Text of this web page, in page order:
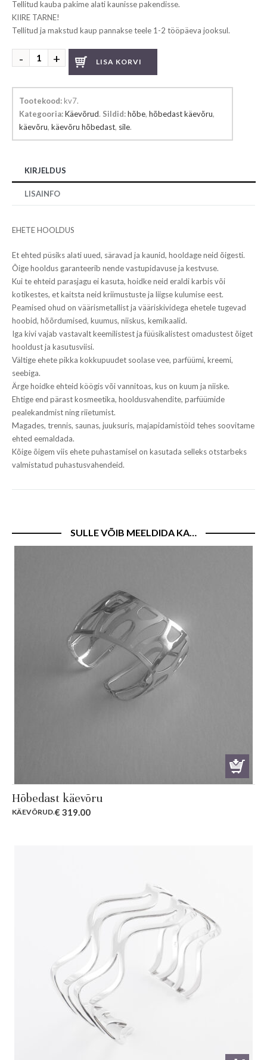
Tellitud kauba pakime alati kaunisse pakendisse.
KIIRE TARNE!
Tellitud ja makstud kaup pannakse teele 1-2 tööpäeva jooksul.
Hõbedast
käevõru
LISA KORVI
Tootekood: kv7.
Kategooria:Käevõrud. Sildid:hõbe, hõbedast käevõru,
käevõru, käevõru hõbedast, sile.
KIRJELDUS
LISAINFO
EHETE HOOLDUS
Et ehted püsiks alati uued, säravad ja kaunid, hooldage neid õigesti.
Õige hooldus garanteerib nende vastupidavuse ja kestvuse.
Kui te ehteid parasjagu ei kasuta, hoidke neid eraldi karbis või
kotikestes, et kaitsta neid kriimustuste ja liigse kulumise eest.
Peamised ohud on väärismetallist ja vääriskividega ehetele tugevad
hoobid, hõõrdumised, kuumus, niiskus, kemikaalid.
Iga kivi vajab vastavalt keemilistest ja füüsikalistest omadustest õiget
hooldust ja kasutusviisi.
Vältige ehete pikka kokkupuudet soolase vee, parfüümi, kreemi,
seebiga.
Ärge hoidke ehteid köögis või vannitoas, kus on kuum ja niiske.
Ehtige end pärast kosmeetika, hooldusvahendite, parfüümide
pealekandmist ning riietumist.
Magades, trennis, saunas, juuksuris, majapidamistöid tehes soovitame
ehted eemaldada.
Kõige õigem viis ehete puhastamisel on kasutada selleks otstarbeks
valmistatud puhastusvahendeid.
SULLE VÕIB MEELDIDA KA…
Hõbedast käevõru
KÄEVÕRUD.€ 319.00